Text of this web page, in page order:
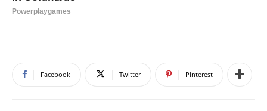
Facebook Twitter Pinterest